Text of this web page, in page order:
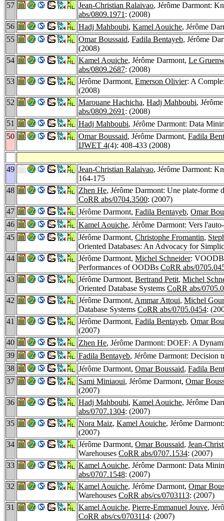
57
Jean-Christian Ralaivao, Jérôme Darmont:
abs/0809.1971 : (2008)
56
Hadj Mahboubi, Kamel Aouiche, Jérôme
55
Omar Boussaid, Fadila Bentayeb, Jérôme
(2008)
54
Kamel Aouiche, Jérôme Darmont, Le
abs/0809.2687: (2008)
53
Jérôme Darmont, Emerson Olivier: A
(2008)
52
Marouane Hachicha, Hadj Mahboubi,
abs/0809.2691 : (2008)
51
Hadj Mahboubi, Jérôme Darmont: Data
50
Omar Boussaid, Jérôme Darmont, Fadila
IJWET 4(4): 408-433 (2008)
49 Jean-Christian Ralaivao, Jérôme Darmont:
164-175
48
Zhen He, Jérôme Darmont: Une plate-forme
CoRR abs/0704.3500: (2007)
47
Jérôme Darmont, Fadila Bentayeb, Omar
46
Kamel Aouiche, Jérôme Darmont: Vers
45
Jérôme Darmont, Christophe Fromantin,
Oriented Databases: An Advocacy for
44
Jérôme Darmont, Michel Schneider:
Performances of OODBs CoRR abs/
43
Jérôme Darmont, Bertrand Petit, Michel
Oriented Database Systems CoRR abs/
42
Jérôme Darmont, Ammar Attoui, Michel
Database Systems CoRR abs/0705.0454:
41
Jérôme Darmont, Fadila Bentayeb, Omar
(2007)
40
Zhen He, Jérôme Darmont: DOEF: A
39
Fadila Bentayeb, Jérôme Darmont: Decision
38
Jérôme Darmont, Omar Boussaid, Fadila
37
Sami Miniaoui, Jérôme Darmont, Omar
(2007)
36
Hadj Mahboubi, Kamel Aouiche, Jérôme
abs/0707.1304: (2007)
35
Nora Maiz, Kamel Aouiche, Jérôme
(2007)
34
Jérôme Darmont, Omar Boussaid, Jean-
Warehouses CoRR abs/0707.1534: (2007)
33
Kamel Aouiche, Jérôme Darmont: Data
abs/0707.1548: (2007)
32
Kamel Aouiche, Jérôme Darmont, Omar
Warehouses CoRR abs/cs/0703113: (2007)
31
Kamel Aouiche, Pierre-Emmanuel Jouve,
CoRR abs/cs/0703114: (2007)